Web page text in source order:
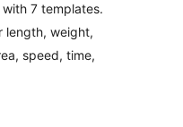
and Time
7 templates.
length, weight,
speed, time,